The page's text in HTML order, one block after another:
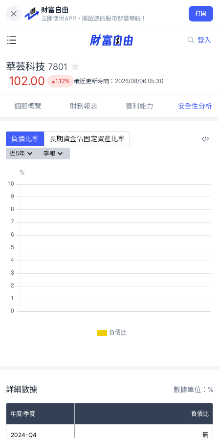
財富自由
立即使用APP，開啟您的股市智慧導航！
打開
登入
102.00
1.12%
華芸科技 7801
102.00 1.12% 最近更新時間： 2026/08/06 05:30
個股概覽 財務報表 獲利能力 安全性分析
負債比率 長期資金佔固定資產比率
近5年 季報
負債比
詳細數據 數據單位：%
年度/季度 負債比
2024-Q4 無